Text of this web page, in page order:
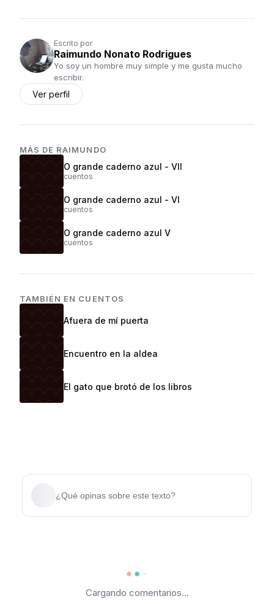
Escrito por
Raimundo Nonato Rodrigues
Yo soy un hombre muy simple y me gusta mucho
escribir.
Ver perfil
MÁS DE RAIMUNDO
O grande caderno azul - VII
cuentos
O grande caderno azul - VI
cuentos
O grande caderno azul V
cuentos
TAMBIÉN EN CUENTOS
Afuera de mí puerta
Encuentro en la aldea
El gato que brotó de los libros
¿Qué opinas sobre este texto?
Cargando comentarios...